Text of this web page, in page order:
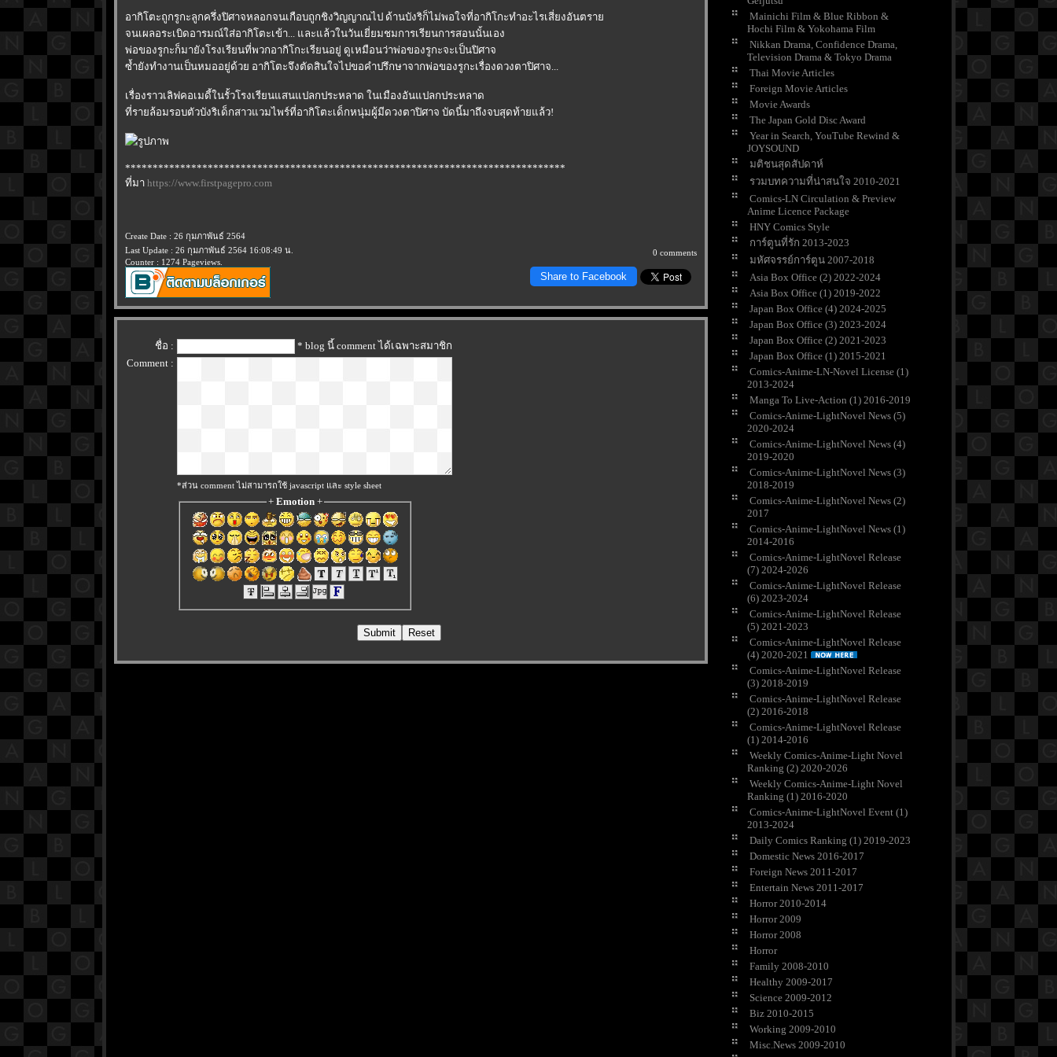
อากิโตะถูกรูกะลูกครึ่งปิศาจหลอกจนเกือบถูกชิงวิญญาณไป ด้านบังริก็ไม่พอใจที่อากิโกะทำอะไรเสี่ยงอันตรา
จนเผลอระเบิดอารมณ์ใส่อากิโตะเข้า... และแล้วในวันเยี่ยมชมการเรียนการสอนนั้นเอง
พ่อของรูกะก็มายังโรงเรียนที่พวกอากิโกะเรียนอยู่ ดูเหมือนว่าพ่อของรูกะจะเป็นปิศาจ
ซ้ำยังทำงานเป็นหมออยู่ด้วย อากิโตะจึงตัดสินใจไปขอคำปรึกษาจากพ่อของรูกะเรื่องดวงตาปิศาจ...
เรื่องราวเลิฟคอเมดี้ในรั้วโรงเรียนแสนแปลกประหลาด ในเมืองอันแปลกประหลาด
ที่รายล้อมรอบตัวบังริเด็กสาวแวมไพร์ที่อากิโตะเด็กหนุ่มผู้มีดวงตาปิศาจ บัดนี้มาถึงจบสุดท้ายแล้ว!
********************************************************************************
ที่มา https://www.firstpagepro.com
Create Date : 26 กุมภาพันธ์ 2564
Last Update : 26 กุมภาพันธ์ 2564 16:08:49 น.
Counter : 1274 Pageviews.
0 comments
Share to Facebook
ชื่อ :
* blog นี้ comment ได้เฉพาะสมาชิก
Comment :
*ส่วน comment ไม่สามารถใช้ javascript และ style sheet
+ Emotion+
Mainichi Film & Blue Ribbon &
Hochi Film & Yokohama Film
Nikkan Drama, Confidence Drama,
Television Drama & Tokyo Drama
Thai Movie Articles
Foreign Movie Articles
Movie Awards
The Japan Gold Disc Award
Year in Search, YouTube Rewind &
JOYSOUND
มติชนสุดสัปดาห์
รวมบทความที่น่าสนใจ 2010-2021
Comics-LN Circulation & Preview
Anime Licence Package
HNY Comics Style
การ์ตูนที่รัก 2013-2023
มหัศจรรย์การ์ตูน 2007-2018
Asia Box Office (2) 2022-2024
Asia Box Office (1) 2019-2022
Japan Box Office (4) 2024-2025
Japan Box Office (3) 2023-2024
Japan Box Office (2) 2021-2023
Japan Box Office (1) 2015-2021
Comics-Anime-LN-Novel License (1)
2013-2024
Manga To Live-Action (1) 2016-2019
Comics-Anime-LightNovel News (5)
2020-2024
Comics-Anime-LightNovel News (4)
2019-2020
Comics-Anime-LightNovel News (3)
2018-2019
Comics-Anime-LightNovel News (2)
2017
Comics-Anime-LightNovel News (1)
2014-2016
Comics-Anime-LightNovel Release
(7) 2024-2026
Comics-Anime-LightNovel Release
(6) 2023-2024
Comics-Anime-LightNovel Release
(5) 2021-2023
Comics-Anime-LightNovel Release
(4) 2020-2021
Comics-Anime-LightNovel Release
(3) 2018-2019
Comics-Anime-LightNovel Release
(2) 2016-2018
Comics-Anime-LightNovel Release
(1) 2014-2016
Weekly Comics-Anime-Light Novel
Ranking (2) 2020-2026
Weekly Comics-Anime-Light Novel
Ranking (1) 2016-2020
Comics-Anime-LightNovel Event (1)
2013-2024
Daily Comics Ranking (1) 2019-2023
Domestic News 2016-2017
Foreign News 2011-2017
Entertain News 2011-2017
Horror 2010-2014
Horror 2009
Horror 2008
Horror
Family 2008-2010
Healthy 2009-2017
Science 2009-2012
Biz 2010-2015
Working 2009-2010
Misc.News 2009-2010